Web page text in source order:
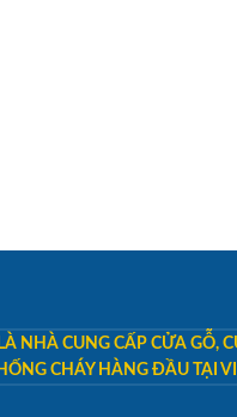
NHÀ CUNG CẤP CỬA GỖ,
CHÁY HÀNG ĐẦU TẠI